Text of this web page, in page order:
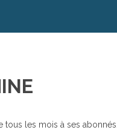
tous les mois à ses